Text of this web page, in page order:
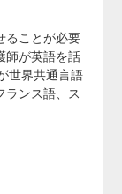
ることが必要
師が英語を話
世界共通言語
ランス語、ス